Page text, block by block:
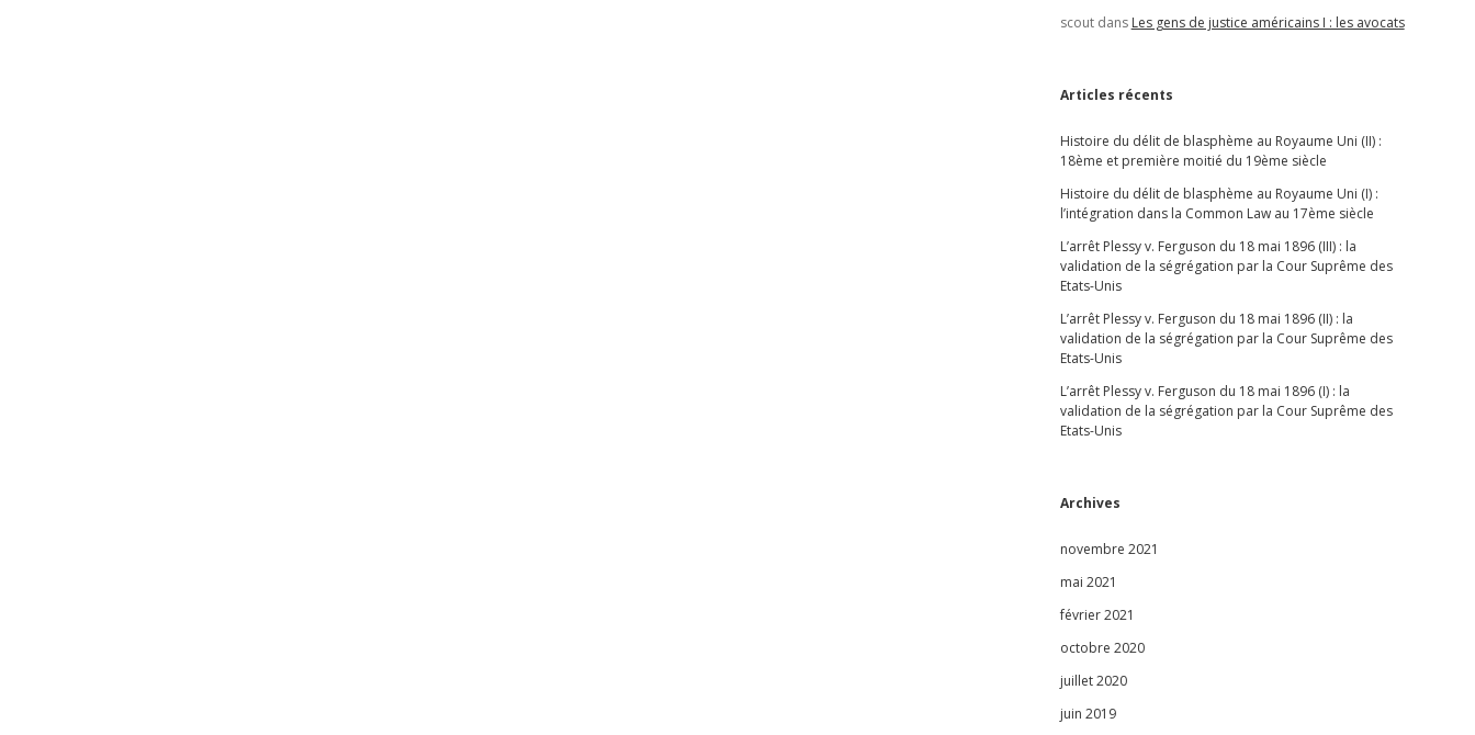
scoutdans Les gens de justice américains I : les avocats
Articles récents
Histoire du délit de blasphème au Royaume Uni (II) :
18ème et première moitié du 19ème siècle
Histoire du délit de blasphème au Royaume Uni (I) :
l’intégration dans la Common Law au 17ème siècle
L’arrêt Plessy v. Ferguson du 18 mai 1896 (III) : la
validation de la ségrégation par la Cour Suprême des
Etats-Unis
L’arrêt Plessy v. Ferguson du 18 mai 1896 (II) : la
validation de la ségrégation par la Cour Suprême des
Etats-Unis
L’arrêt Plessy v. Ferguson du 18 mai 1896 (I) : la
validation de la ségrégation par la Cour Suprême des
Etats-Unis
Archives
novembre 2021
mai 2021
février 2021
octobre 2020
juillet 2020
juin 2019